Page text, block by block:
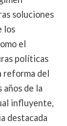
soluciones
los
el
políticas
reforma del
de la
influyente,
destacada